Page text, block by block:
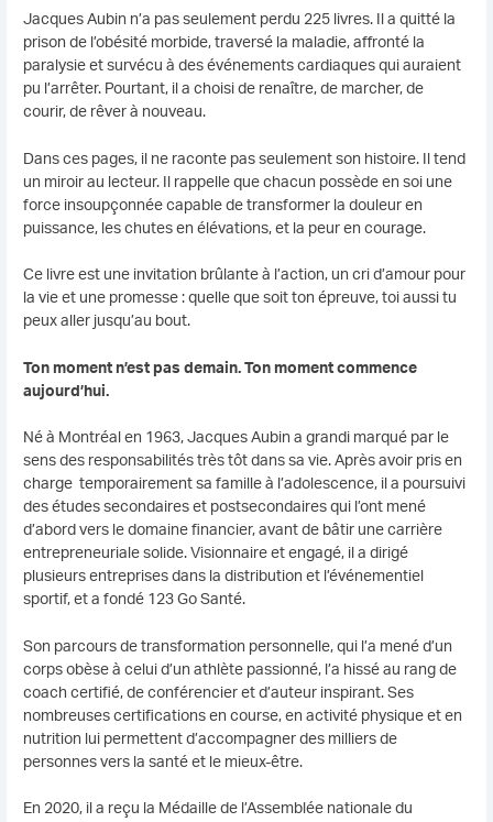
Jacques Aubin n’a pas seulement perdu 225 livres. Il a quitté la
prison de l’obésité morbide, traversé la maladie, affronté la
paralysie et survécu à des événements cardiaques qui auraient
pu l’arrêter. Pourtant, il a choisi de renaître, de marcher, de
courir, de rêver à nouveau.
Dans ces pages, il ne raconte pas seulement son histoire. Il tend
un miroir au lecteur. Il rappelle que chacun possède en soi une
force insoupçonnée capable de transformer la douleur en
puissance, les chutes en élévations, et la peur en courage.
Ce livre est une invitation brûlante à l’action, un cri d’amour pour
la vie et une promesse : quelle que soit ton épreuve, toi aussi tu
peux aller jusqu’au bout.
Ton moment n’est pas demain. Ton moment commence
aujourd’hui.
Né à Montréal en 1963, Jacques Aubin a grandi marqué par le
sens des responsabilités très tôt dans sa vie. Après avoir pris en
charge temporairement sa famille à l’adolescence, il a poursuivi
des études secondaires et postsecondaires qui l’ont mené
d’abord vers le domaine financier, avant de bâtir une carrière
entrepreneuriale solide. Visionnaire et engagé, il a dirigé
plusieurs entreprises dans la distribution et l’événementiel
sportif, et a fondé 123 Go Santé.
Son parcours de transformation personnelle, qui l’a mené d’un
corps obèse à celui d’un athlète passionné, l’a hissé au rang de
coach certifié, de conférencier et d’auteur inspirant. Ses
nombreuses certifications en course, en activité physique et en
nutrition lui permettent d’accompagner des milliers de
personnes vers la santé et le mieux-être.
En 2020, il a reçu la Médaille de l’Assemblée nationale du